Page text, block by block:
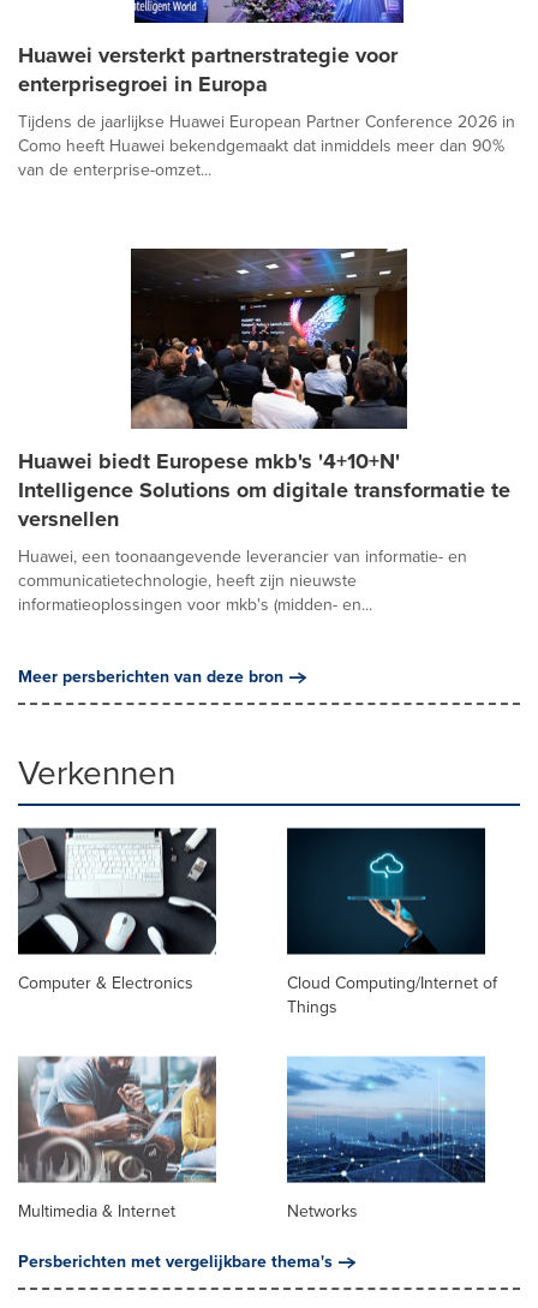
Huawei versterkt partnerstrategie voor
enterprisegroei in Europa
Tijdens de jaarlijkse Huawei European Partner Conference 2026 in
Como heeft Huawei bekendgemaakt dat inmiddels meer dan 90%
van de enterprise-omzet...
Huawei biedt Europese mkb's '4+10+N'
Intelligence Solutions om digitale transformatie te
versnellen
Huawei, een toonaangevende leverancier van informatie- en
communicatietechnologie, heeft zijn nieuwste
informatieoplossingen voor mkb's (midden- en...
Meer persberichten van deze bron
Verkennen
Computer & Electronics
Cloud Computing/Internet of
Things
Multimedia & Internet
Networks
Persberichten met vergelijkbare thema's